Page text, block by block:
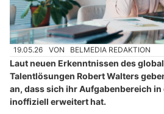
19.05.26 VON BELMEDIA REDAKTION
Laut neuen Erkenntnissen des
Talentlösungen Robert Walters
an, dass sich ihr Aufgabenbereich in
inoffiziell erweitert hat.